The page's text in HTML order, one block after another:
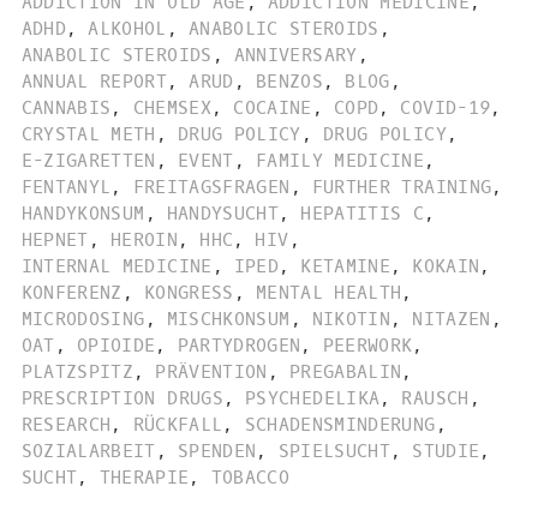
ADHD , ALKOHOL , ANABOLIC STEROIDS ,
ANABOLIC STEROIDS , ANNIVERSARY ,
ANNUAL REPORT, ARUD , BENZOS , BLOG ,
CANNABIS , CHEMSEX , COCAINE , COPD , COVID-19,
CRYSTAL METH , DRUG POLICY , DRUG POLICY,
E-ZIGARETTEN , EVENT , FAMILY MEDICINE ,
FENTANYL , FREITAGSFRAGEN , FURTHER TRAINING,
HANDYKONSUM , HANDYSUCHT, HEPATITIS C ,
HEPNET , HEROIN , HHC , HIV ,
INTERNAL MEDICINE , IPED , KETAMINE , KOKAIN ,
KONFERENZ , KONGRESS , MENTAL HEALTH ,
MICRODOSING , MISCHKONSUM , NIKOTIN , NITAZEN ,
OAT , OPIOIDE , PARTYDROGEN , PEERWORK,
PLATZSPITZ , PRÄVENTION , PREGABALIN ,
PRESCRIPTION DRUGS , PSYCHEDELIKA, RAUSCH ,
RESEARCH , RÜCKFALL , SCHADENSMINDERUNG ,
SOZIALARBEIT , SPENDEN , SPIELSUCHT, STUDIE ,
SUCHT, THERAPIE , TOBACCO